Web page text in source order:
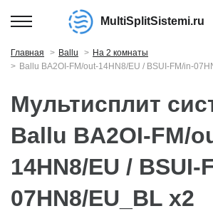
MultiSplitSistemi.ru
Главная Ballu
На 2 комнаты
Ballu BA2OI-FM/out-14HN8/EU / BSUI-FM/in-
Мультисплит
Ballu BA2OI-FM/
14HN8/EU / BSUI-
07HN8/EU_BL x2